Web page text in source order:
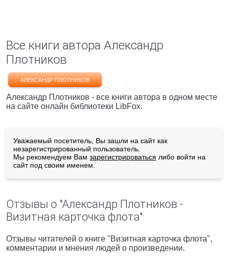
Все книги автора Александр
Плотников
АЛЕКСАНДР ПЛОТНИКОВ
Александр Плотников - все книги автора в одном месте
на сайте онлайн библиотеки LibFox.
Уважаемый посетитель, Вы зашли на сайт как
незарегистрированный пользователь.
Мы рекомендуем Вам зарегистрироваться либо войти на
сайт под своим именем.
Отзывы о "Александр Плотников -
Визитная карточка флота"
Отзывы читателей о книге "Визитная карточка флота",
комментарии и мнения людей о произведении.